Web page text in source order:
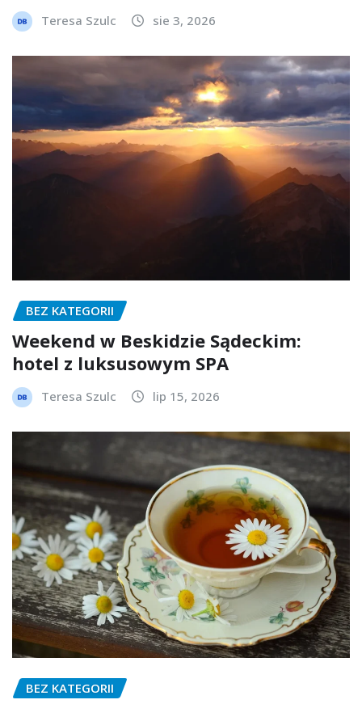
Teresa Szulc sie 3, 2026
BEZ KATEGORII
Weekend w Beskidzie Sądeckim:
hotel z luksusowym SPA
Teresa Szulc lip 15, 2026
BEZ KATEGORII